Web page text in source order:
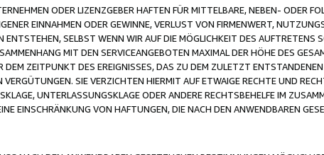
ODER LIZENZGEBER HAFTEN FÜR MITTELBARE, NEBEN- ODER
EINNAHMEN ODER GEWINNE, VERLUST VON FIRMENWERT,
SELBST WENN WIR AUF DIE MÖGLICHKEIT DES AUFTRETENS
MIT DEN SERVICEANGEBOTEN MAXIMAL DER HÖHE DES
ZEITPUNKT DES EREIGNISSES, DAS ZU DEM ZULETZT
SIE VERZICHTEN HIERMIT AUF ETWAIGE RECHTE UND
UNTERLASSUNGSKLAGE ODER ANDERE RECHTSBEHELFE IM
EINSCHRÄNKUNG VON HAFTUNGEN, DIE NACH DEN ANWENDBAREN